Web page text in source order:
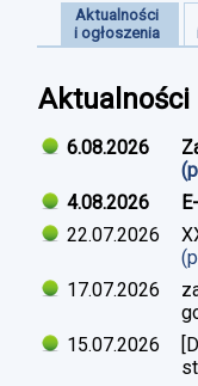
Aktualności
i ogłoszenia
Aktualności
6.08.2026
4.08.2026
22.07.2026
17.07.2026
15.07.2026